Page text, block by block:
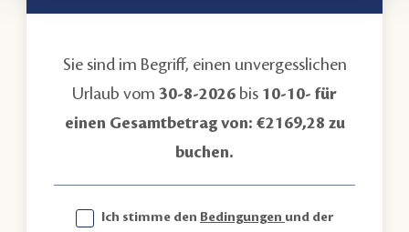
Sie sind im Begriff, einen unvergesslichen
Urlaub vom 30-8-2026 bis 10-10- für
einen Gesamtbetrag von: €2169,28 zu
buchen.
Ich stimme den Bedingungen und der